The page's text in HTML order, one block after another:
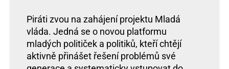
Piráti zvou na zahájení projektu Mladá
vláda. Jedná se o novou platformu
mladých političek a politiků, kteří chtějí
aktivně přinášet řešení problémů své